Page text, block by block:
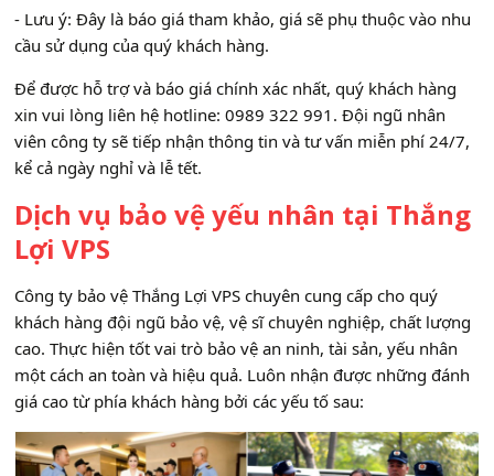
- Lưu ý: Đây là báo giá tham khảo, giá sẽ phụ thuộc vào nhu
cầu sử dụng của quý khách hàng.
Để được hỗ trợ và báo giá chính xác nhất, quý khách hàng
xin vui lòng liên hệ hotline: 0989 322 991. Đội ngũ nhân
viên công ty sẽ tiếp nhận thông tin và tư vấn miễn phí 24/7,
kể cả ngày nghỉ và lễ tết.
Dịch vụ bảo vệ yếu nhân tại Thắng
Lợi VPS
Công ty bảo vệ Thắng Lợi VPS chuyên cung cấp cho quý
khách hàng đội ngũ bảo vệ, vệ sĩ chuyên nghiệp, chất lượng
cao. Thực hiện tốt vai trò bảo vệ an ninh, tài sản, yếu nhân
một cách an toàn và hiệu quả. Luôn nhận được những đánh
giá cao từ phía khách hàng bởi các yếu tố sau: